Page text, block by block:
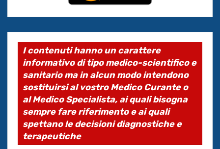
I contenuti hanno un carattere
informativo di tipo medico-scientifico e
sanitario ma in alcun modo intendono
sostituirsi al vostro Medico Curante o
al Medico Specialista, ai quali bisogna
sempre fare riferimento e ai quali
spettano le decisioni diagnostiche e
terapeutiche